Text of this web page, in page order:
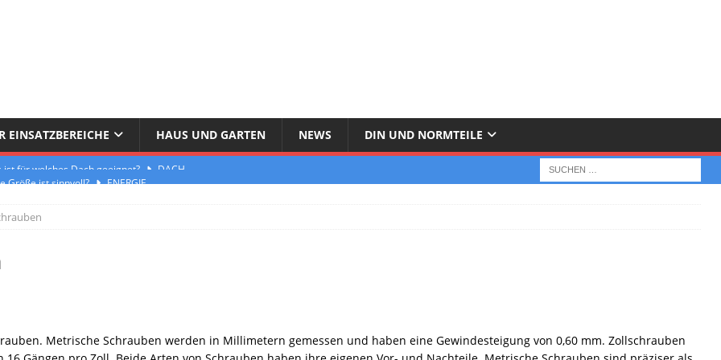
EINSATZBEREICHE HAUS UND GARTEN NEWS DIN UND NORMTEILE
Größe ist sinnvoll?
ENERGIE
was kostet es?
für-Schritt-Anleitung
Dachbegrünung funktioniert
ist und wie er funktioniert
ENERGIE
Metrische Schrauben werden in Millimetern gemessen und haben eine Gewindesteigung von 0,60 mm. Zollschrauben